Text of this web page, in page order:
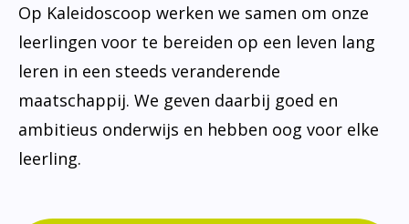
Op Kaleidoscoop werken we samen om onze
leerlingen voor te bereiden op een leven lang
leren in een steeds veranderende
maatschappij. We geven daarbij goed en
ambitieus onderwijs en hebben oog voor elke
leerling.